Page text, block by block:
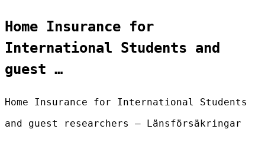
Home Insurance for
International Students and
guest …
Home Insurance for International Students
and guest researchers – Länsförsäkringar